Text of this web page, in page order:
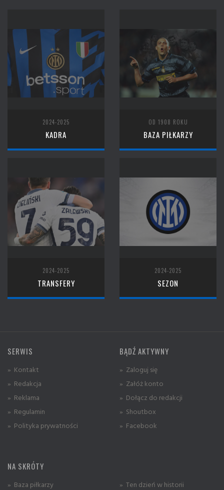
2024-2025
KADRA
OD 1908 ROKU
BAZA PIŁKARZY
2024-2025
TRANSFERY
2024-2025
SEZON
SERWIS
» Kontakt
» Redakcja
» Reklama
» Regulamin
» Polityka prywatności
BĄDŹ AKTYWNY
» Zaloguj się
» Załóż konto
» Dołącz do redakcji
» Shoutbox
» Facebook
NA SKRÓTY
» Baza piłkarzy » Ten dzień w historii